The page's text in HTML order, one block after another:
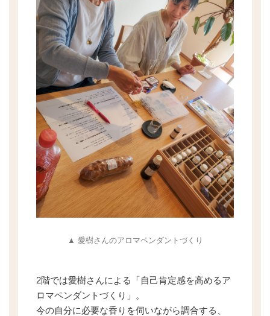
▲ 愛樹さんのアロマペンダントづくり
2階では愛樹さんによる「自己肯定感を高めるア
ロマペンダントづくり」。
今の自分に必要な香りを伺いながら調合する、